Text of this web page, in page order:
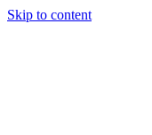
Skip to content